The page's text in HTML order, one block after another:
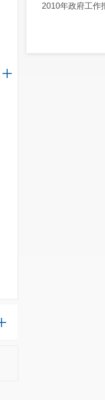
2010年政府工作